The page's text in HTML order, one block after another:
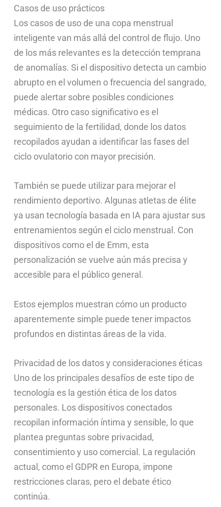
Casos de uso prácticos
Los casos de uso de una copa menstrual
inteligente van más allá del control de flujo. Uno
de los más relevantes es la detección temprana
de anomalías. Si el dispositivo detecta un cambio
abrupto en el volumen o frecuencia del sangrado,
puede alertar sobre posibles condiciones
médicas. Otro caso significativo es el
seguimiento de la fertilidad, donde los datos
recopilados ayudan a identificar las fases del
ciclo ovulatorio con mayor precisión.
También se puede utilizar para mejorar el
rendimiento deportivo. Algunas atletas de élite
ya usan tecnología basada en IA para ajustar sus
entrenamientos según el ciclo menstrual. Con
dispositivos como el de Emm, esta
personalización se vuelve aún más precisa y
accesible para el público general.
Estos ejemplos muestran cómo un producto
aparentemente simple puede tener impactos
profundos en distintas áreas de la vida.
Privacidad de los datos y consideraciones éticas
Uno de los principales desafíos de este tipo de
tecnología es la gestión ética de los datos
personales. Los dispositivos conectados
recopilan información íntima y sensible, lo que
plantea preguntas sobre privacidad,
consentimiento y uso comercial. La regulación
actual, como el GDPR en Europa, impone
restricciones claras, pero el debate ético
continúa.